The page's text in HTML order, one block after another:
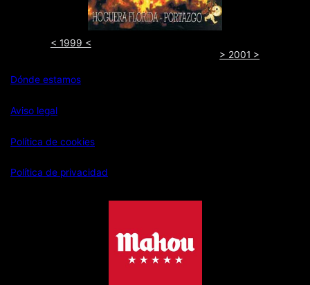
< 1999 <
> 2001 >
Dónde estamos
Aviso legal
Política de cookies
Política de privacidad